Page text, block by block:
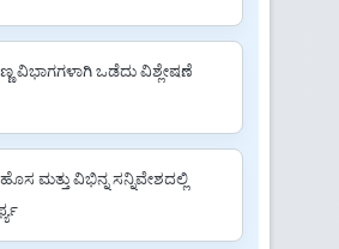
ವಿಭಾಗಗಳಾಗಿ ಒಡೆದು ವಿಶ್ಲೇಷಣೆ
ಮತ್ತು ವಿಭಿನ್ನ ಸನ್ನಿವೇಶದಲ್ಲಿ